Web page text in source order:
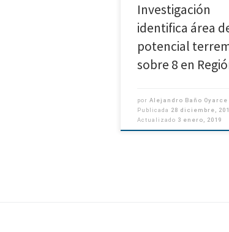
Investigación
identifica área
potencial
sobre 8 en
porAlejandro Baño Oyarce
Publicada 28 diciembre,
Actualizado 3 enero, 2019